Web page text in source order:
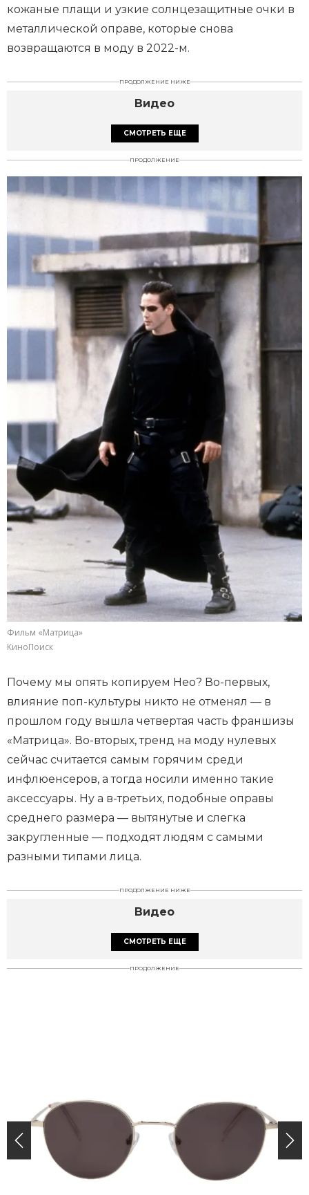
кожаные плащи и узкие солнцезащитные очки в
металлической оправе, которые снова
возвращаются в моду в 2022-м.
ПРОДОЛЖЕНИЕ НИЖЕ
Видео
СМОТРЕТЬ ЕЩЕ
ПРОДОЛЖЕНИЕ
Фильм «Матрица»
КиноПоиск
Почему мы опять копируем Нео? Во-первых,
влияние поп-культуры никто не отменял — в
прошлом году вышла четвертая часть франшизы
«Матрица». Во-вторых, тренд на моду нулевых
сейчас считается самым горячим среди
инфлюенсеров, а тогда носили именно такие
аксессуары. Ну а в-третьих, подобные оправы
среднего размера — вытянутые и слегка
закругленные — подходят людям с самыми
разными типами лица.
ПРОДОЛЖЕНИЕ НИЖЕ
Видео
СМОТРЕТЬ ЕЩЕ
ПРОДОЛЖЕНИЕ